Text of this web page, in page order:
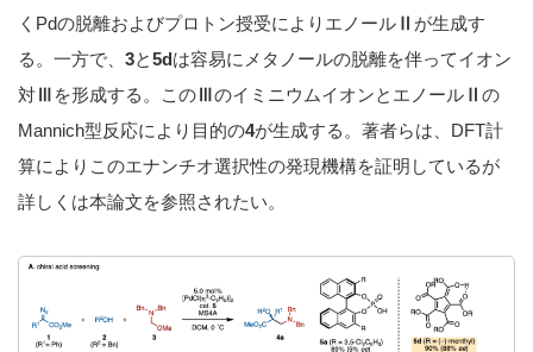
く Pdの脱離およびプロトン授受によりエノール
が生成す
る。一方で、 3と5dは容易にメタノールの脱離を伴ってイオン
対
を形成する。この のイミニウムイオンとエノール
の
Mannich型反応により目的の4が生成する。著者らは、 DFT計
算によりこのエナンチオ選択性の発現機構を証明しているが
詳しくは本論文を参照されたい。